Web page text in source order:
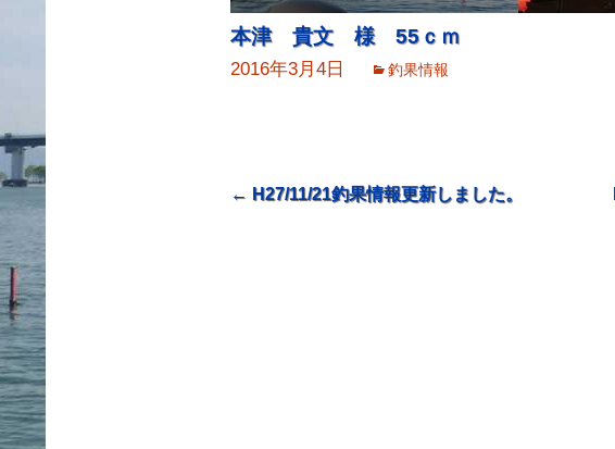
本津 貴文 様 55ｃｍ
2016年3月4日 釣果情報
ナ
ビ
ゲ
ー
シ
ョ
← H27/11/21釣果情報更新しました。